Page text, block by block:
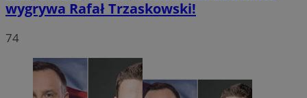
wygrywa Rafał Trzaskowski!
74